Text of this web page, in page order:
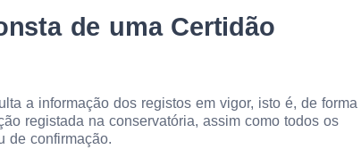
de uma Certidão
a informação dos registos em vigor, isto é, de forma
registada na conservatória, assim como todos os
de confirmação.